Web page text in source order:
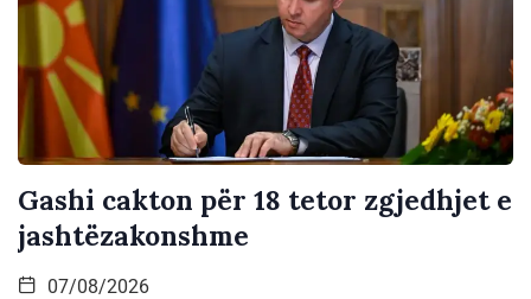
Gashi cakton për 18 tetor zgjedhjet e
jashtëzakonshme
07/08/2026